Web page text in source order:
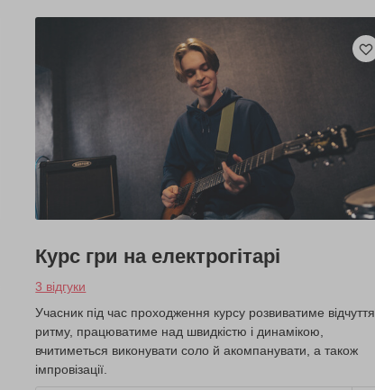
Курс гри на електрогітарі
3 відгуки
Учасник під час проходження курсу розвиватиме відчуття
ритму, працюватиме над швидкістю і динамікою,
вчитиметься виконувати соло й акомпанувати, а також
імпровізації.